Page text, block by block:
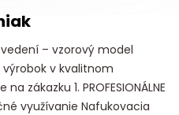
– vzorový model
výrobok v kvalitnom
zákazku 1. PROFESIONÁLNE
využívanie Nafukovacia